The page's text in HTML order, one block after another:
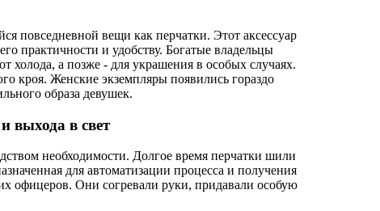
повседневной вещи как перчатки. Этот аксессуар
практичности и удобству. Богатые владельцы
холода, а позже - для украшения в особых случаях.
кроя. Женские экземпляры появились гораздо
образа девушек.
выхода в свет
необходимости. Долгое время перчатки шили
для автоматизации процесса и получения
офицеров. Они согревали руки, придавали особую